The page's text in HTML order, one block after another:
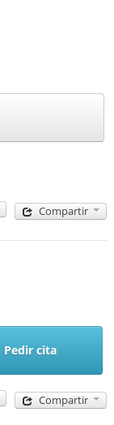
Compartir
Pedir cita
Compartir